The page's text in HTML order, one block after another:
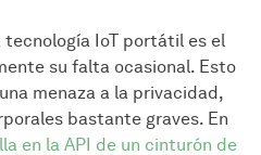
IoT portátil es el
su falta ocasional. Esto
menaza a la privacidad,
bastante graves. En
en la API de un cinturón de